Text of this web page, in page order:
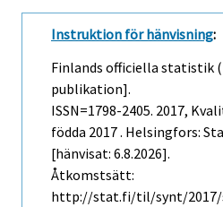
Instruktion för hänvisning:
Finlands officiella statistik
publikation].
ISSN=1798-2405. 2017,
födda 2017 . Helsingfors:
[hänvisat: 6.8.2026].
Åtkomstsätt:
http://stat.fi/til/synt/2017/